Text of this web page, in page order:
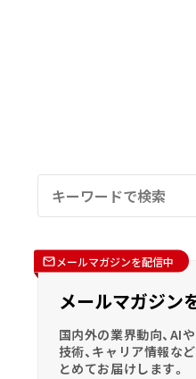
メールマガジンを配信中
メールマガジン
国内外の業界動向、AI
技術、キャリア情報な
とめてお届けします。